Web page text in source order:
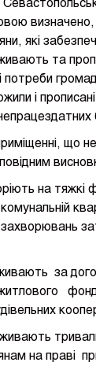
які
та
потреби
і
непрацездатних
що
тяжкі
захворювань
тривалий
на праві